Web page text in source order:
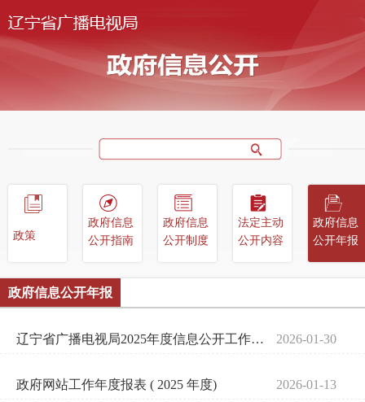
政策
政府信息
公开指南
政府信息
公开制度
法定主动
公开内容
政府信息
公开年报
政府信息公开年报
辽宁省广播电视局2025年度信息公开工作报告 2026-01-30
政府网站工作年度报表 ( 2025 年度) 2026-01-13